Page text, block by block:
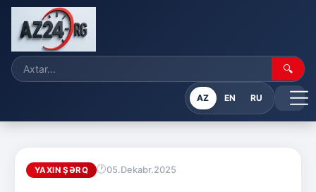
🔍
AZ EN RU
YAXIN ŞƏRQ 05.Dekabr.2025